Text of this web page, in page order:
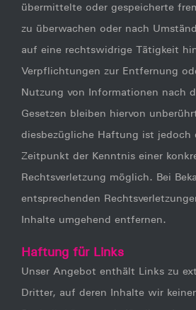
übermittelte oder gespeicherte
zu überwachen oder nach
auf eine rechtswidrige Tätigkeit
Verpflichtungen zur Entfernung
Nutzung von Informationen nach
Gesetzen bleiben hiervon
diesbezügliche Haftung ist jedoch
Zeitpunkt der Kenntnis einer
Rechtsverletzung möglich. Bei
entsprechenden
Inhalte umgehend entfernen.
Haftung für Links
Unser Angebot enthält Links zu
Dritter, auf deren Inhalte wir